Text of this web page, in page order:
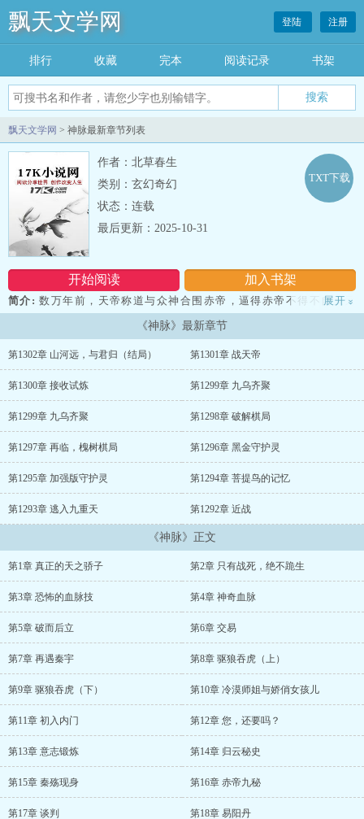
飘天文学网 登陆 注册
排行 收藏 完本 阅读记录 书架
飘天文学网 > 神脉最新章节列表
作者：北草春生
类别：玄幻奇幻
状态：连载
开始阅读 加入书架
TXT下载
最后更新：2025-10-31
简介: 数万年前，天帝称道与众神合围赤帝，逼得赤帝不得不自灭元
神幻化成十日，明耀当空，得意休养生息后，欲要卷土重来，天帝亦
感受到威胁，恰逢后羿天神横空出世，下令射日！ 这九日化作九只
金乌散落凡间，从此不知去向.........
展开 »
《神脉》最新章节
第1302章 山河远，与君归（结局） 第1301章 战天帝
第1300章 接收试炼 第1299章 九乌齐聚
第1299章 九乌齐聚 第1298章 破解棋局
第1297章 再临，槐树棋局 第1296章 黑金守护灵
第1295章 加强版守护灵 第1294章 菩提鸟的记忆
第1293章 逃入九重天 第1292章 近战
《神脉》正文
第1章 真正的天之骄子 第2章 只有战死，绝不跪生
第3章 恐怖的血脉技 第4章 神奇血脉
第5章 破而后立 第6章 交易
第7章 再遇秦宇 第8章 驱狼吞虎（上）
第9章 驱狼吞虎（下） 第10章 冷漠师姐与娇俏女孩儿
第11章 初入内门 第12章 您，还要吗？
第13章 意志锻炼 第14章 归云秘史
第15章 秦殇现身 第16章 赤帝九秘
第17章 谈判 第18章 易阳丹